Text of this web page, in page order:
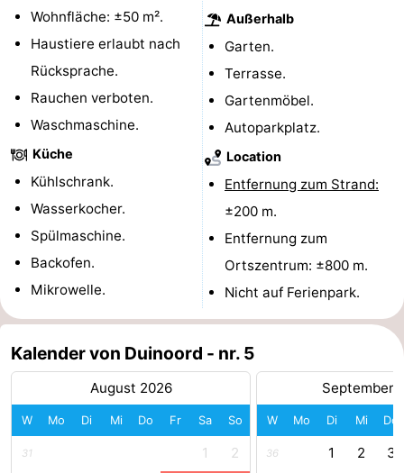
-
Spielplätze
Indoor-
Spielplätze
-
Bowling
Wellness-
Zentren
Dörfer
&
Städte
Natur
Führungen
Sport
Schwimmbader
-
Radfahren
Wandern
Wohnfläche: ±50 m².
Haustiere erlaubt nach
Rücksprache.
Rauchen verboten.
Waschmaschine.
Küche
Kühlschrank.
Wasserkocher.
Spülmaschine.
Backofen.
Mikrowelle.
Außerhalb
Garten.
Terrasse.
Gartenmöbel.
Autoparkplatz.
Location
Entfernung zum Strand:
±200 m.
Entfernung zum
Ortszentrum: ±800 m.
Nicht auf Ferienpark.
Kalender von Duinoord - nr. 5
August 2026
W Mo Di Mi Do Fr Sa So
31 1 2
September
W Mo Di Mi Do
36 1 2 3